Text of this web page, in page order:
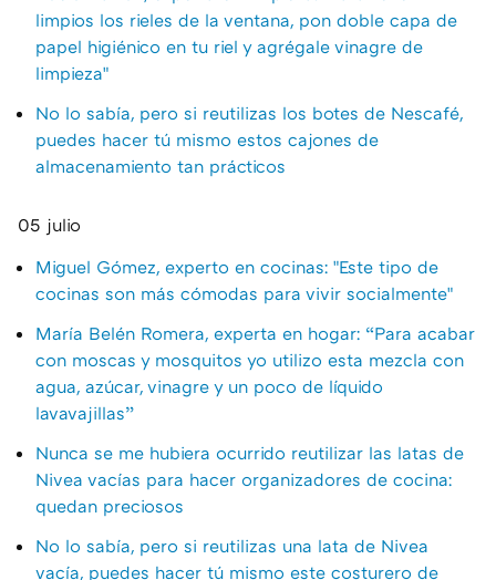
limpios los rieles de la ventana, pon doble capa de
papel higiénico en tu riel y agrégale vinagre de
limpieza"
No lo sabía, pero si reutilizas los botes de Nescafé,
puedes hacer tú mismo estos cajones de
almacenamiento tan prácticos
05 julio
Miguel Gómez, experto en cocinas: "Este tipo de
cocinas son más cómodas para vivir socialmente"
María Belén Romera, experta en hogar: “Para acabar
con moscas y mosquitos yo utilizo esta mezcla con
agua, azúcar, vinagre y un poco de líquido
lavavajillas”
Nunca se me hubiera ocurrido reutilizar las latas de
Nivea vacías para hacer organizadores de cocina:
quedan preciosos
No lo sabía, pero si reutilizas una lata de Nivea
vacía, puedes hacer tú mismo este costurero de